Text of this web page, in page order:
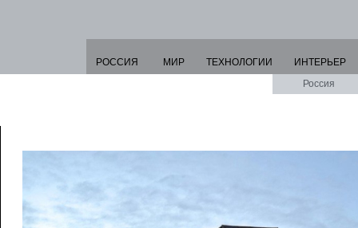
РОССИЯ МИР ТЕХНОЛОГИИ
ИНТЕРЬЕР
Россия